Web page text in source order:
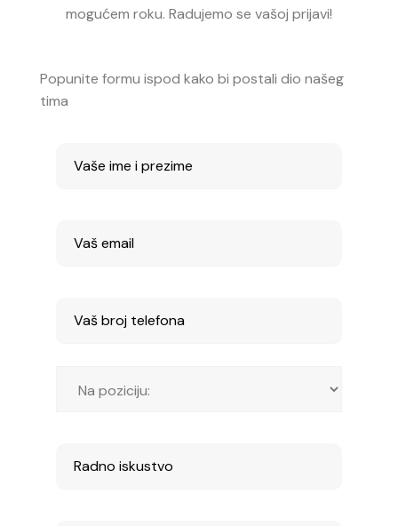
mogućem roku. Radujemo se vašoj prijavi!
Popunite formu ispod kako bi postali dio našeg
tima